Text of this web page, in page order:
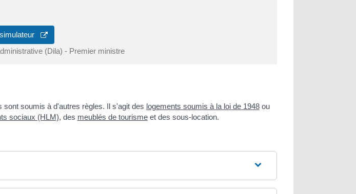
(Dila) - Premier ministre
soumis à d'autres règles. Il s'agit des logements soumis à la loi de 1948ou
sociaux (HLM), des meublés de tourismeet des sous-location.